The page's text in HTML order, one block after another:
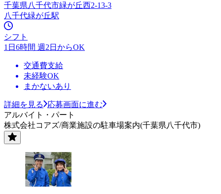
千葉県八千代市緑が丘西2-13-3
八千代緑が丘駅
シフト
1日6時間 週2日からOK
交通費支給
未経験OK
まかないあり
詳細を見る
応募画面に進む
アルバイト・パート
株式会社コアズ/商業施設の駐車場案内(千葉県八千代市)